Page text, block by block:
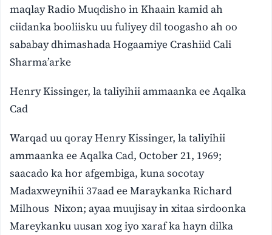
maqlay Radio Muqdisho in Khaain kamid ah
ciidanka booliisku uu fuliyey dil toogasho ah oo
sababay dhimashada Hogaamiye Crashiid Cali
Sharma’arke
Henry Kissinger, la taliyihii ammaanka ee Aqalka
Cad
Warqad uu qoray Henry Kissinger, la taliyihii
ammaanka ee Aqalka Cad, October 21, 1969;
saacado ka hor afgembiga, kuna socotay
Madaxweynihii 37aad ee Maraykanka Richard
Milhous Nixon; ayaa muujisay in xitaa sirdoonka
Mareykanku uusan xog iyo xaraf ka hayn dilka